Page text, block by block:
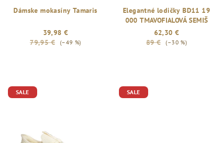
Dámske mokasíny Tamaris
39,98 €
79,95 €
(–49 %)
Elegantné lodičky BD11 19
000 TMAVOFIALOVÁ SEMIŠ
62,30 €
89 €
(–30 %)
SALE SALE